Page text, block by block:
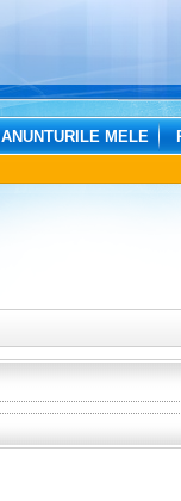
ANUNTURILE MELE